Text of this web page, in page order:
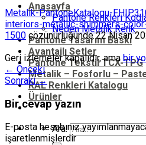
Anasayfa
Pantone Renkleri
Neden Metalik Renk
Pantone Tasarım Baskı
Avantajlı Setler
Pantone Tekstil TCX-TPG
Metalik – Fosforlu –
RAL Renkleri Katalogu
Ürünler
Ara:
Metalik-PantoneKatalogu-
interiors-metallic-shimmers-
1500 çözünürlüğünde22 Nisan
Geri izlemeler kapalıdır, ama bir
← Önceki
Sonraki→
Bir cevap yazın
E-posta hesabınız
işaretlenmişlerdir